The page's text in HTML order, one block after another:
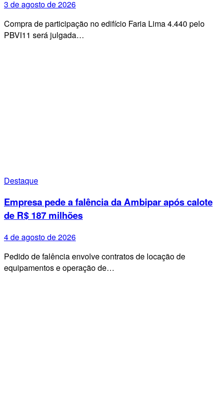
3 de agosto de 2026
Compra de participação no edifício Faria Lima 4.440 pelo
PBVI11 será julgada…
Destaque
Empresa pede a falência da Ambipar após calote
de R$ 187 milhões
4 de agosto de 2026
Pedido de falência envolve contratos de locação de
equipamentos e operação de…